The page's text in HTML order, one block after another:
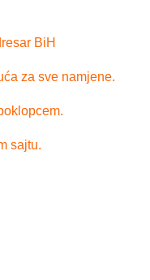
BiH
za sve namjene.
sajtu.